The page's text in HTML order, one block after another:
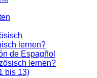
lernen?
de Espagñol
lernen?
bis 13)